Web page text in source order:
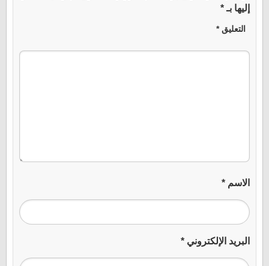
إليها بـ*
التعليق*
الاسم *
البريد الإلكتروني *